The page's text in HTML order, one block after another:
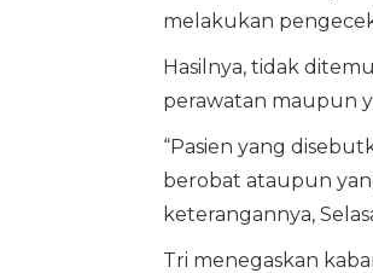
melakukan
Hasilnya, tidak
perawatan maupun
“Pasien yang
berobat ataupun
keterangannya,
Tri menegaskan